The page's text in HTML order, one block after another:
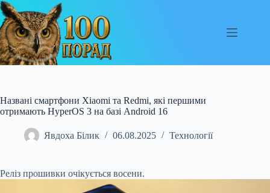
Перейти
до
вмісту
Названі смартфони Xiaomi та Redmi, які першими
отримають HyperOS 3 на базі Android 16
Явдоха Білик 06.08.2025 Технології
Реліз прошивки очікується восени.